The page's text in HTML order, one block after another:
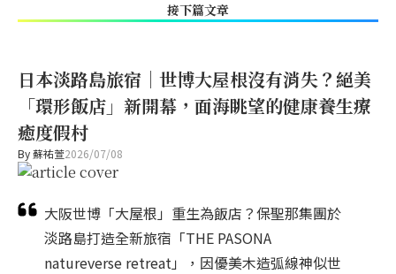
接下篇文章
日本淡路島旅宿｜世博大屋根沒有消失？絕美
「環形飯店」新開幕，面海眺望的健康養生療
癒度假村
By蘇祐萱2026/07/08
大阪世博「大屋根」重生為飯店？保聖那集團於
淡路島打造全新旅宿「THE PASONA
natureverse retreat」，因優美木造弧線神似世